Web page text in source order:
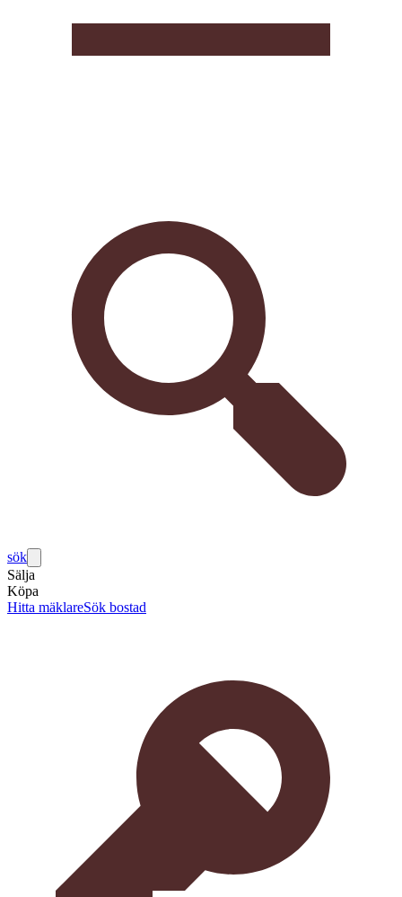
sök
Sälja
Köpa
Hitta mäklareSök bostad